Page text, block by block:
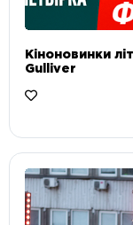
Кіноновинки
Gulliver